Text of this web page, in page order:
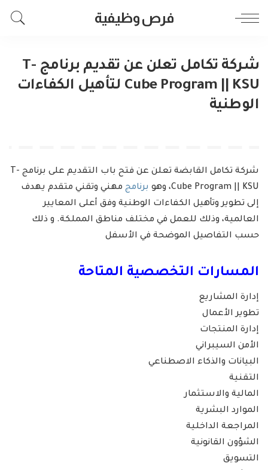
فرص وظيفية
شركة تكامل تعلن عن تقديم برنامج T-
Cube Program || KSU لتأهيل الكفاءات
الوطنية
شركة تكامل القابضة تعلن عن فتح باب التقديم على برنامج T-
Cube Program || KSU، وهو
برنامج مهني وتقني متقدم يهدف
إلى تطوير وتأهيل الكفاءات الوطنية وفق أعلى المعايير
العالمية، وذلك للعمل في مختلف مناطق المملكة. و ذلك
حسب التفاصيل الموضحة في الأسفل
المسارات التخصصية المتاحة
إدارة المشاريع
تطوير الأعمال
إدارة المنتجات
الأمن السيبراني
البيانات والذكاء الاصطناعي
التقنية
المالية والاستثمار
الموارد البشرية
المراجعة الداخلية
الشؤون القانونية
التسويق